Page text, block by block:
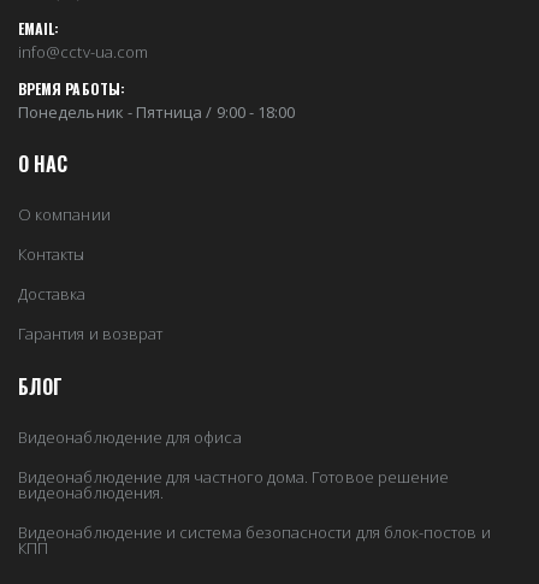
EMAIL:
info@cctv-ua.com
ВРЕМЯ РАБОТЫ:
Понедельник - Пятница / 9:00 - 18:00
О НАС
О компании
Контакты
Доставка
Гарантия и возврат
БЛОГ
Видеонаблюдение для офиса
Видеонаблюдение для частного дома. Готовое решение
видеонаблюдения.
Видеонаблюдение и система безопасности для блок-постов и
КПП